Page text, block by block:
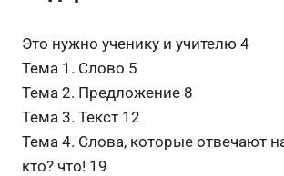
Это нужно ученику и учителю 4
Тема 1. Слово 5
Тема 2. Предложение 8
Тема 3. Текст 12
Тема 4. Слова, которые отвечают
кто? что! 19